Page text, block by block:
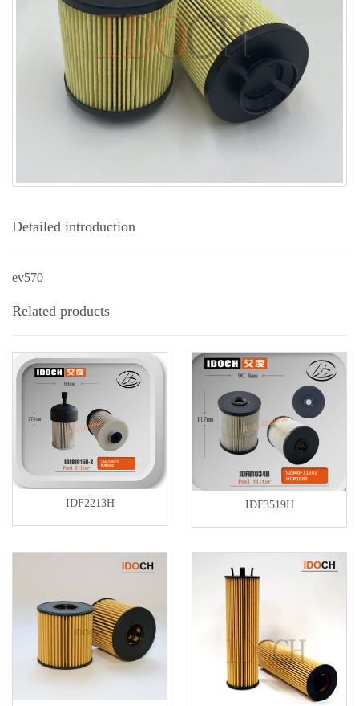
Detailed introduction
ev570
Related products
IDF2213H IDF3519H